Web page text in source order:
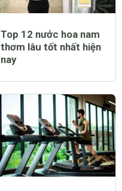
Top 12 nước hoa nam
thơm lâu tốt nhất hiện
nay